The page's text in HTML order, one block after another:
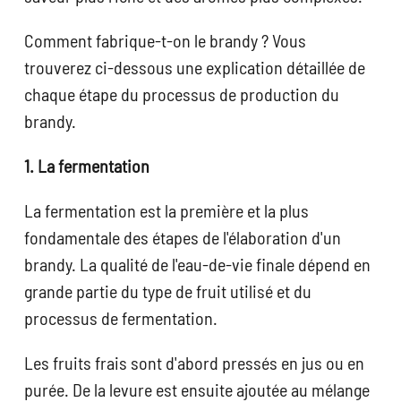
Comment fabrique-t-on le brandy ? Vous
trouverez ci-dessous une explication détaillée de
chaque étape du processus de production du
brandy.
1. La fermentation
La fermentation est la première et la plus
fondamentale des étapes de l'élaboration d'un
brandy. La qualité de l'eau-de-vie finale dépend en
grande partie du type de fruit utilisé et du
processus de fermentation.
Les fruits frais sont d'abord pressés en jus ou en
purée. De la levure est ensuite ajoutée au mélange